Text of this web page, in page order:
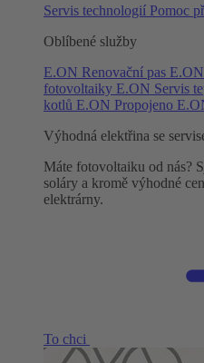
Servis technologií Pomoc
Oblíbené služby
E.ON Renovační pas
fotovoltaiky E.ON Servis
kotlů E.ON Propojeno
Výhodná elektřina se
Máte fotovoltaiku od nás?
soláry a kromě výhodné
elektrárny.
To chci